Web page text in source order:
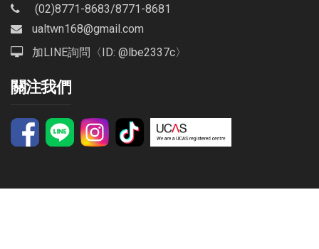
(02)8771-8683/8771-8681
ualtwn168@gmail.com
加LINE詢問〈ID: @lbe2337c〉
關注我們